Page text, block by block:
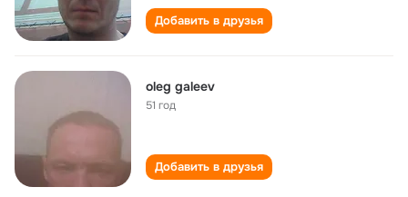
Добавить в друзья
oleg galeev
51 год
Добавить в друзья